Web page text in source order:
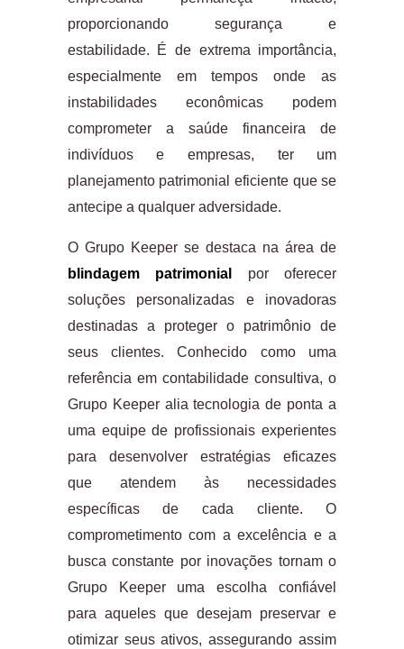
proporcionando segurança e
estabilidade. É de extrema importância,
especialmente em tempos onde as
instabilidades econômicas podem
comprometer a saúde financeira de
indivíduos e empresas, ter um
planejamento patrimonial eficiente que se
antecipe a qualquer adversidade.
O Grupo Keeper se destaca na área de
blindagem patrimonial
por oferecer
soluções personalizadas e inovadoras
destinadas a proteger o patrimônio de
seus clientes. Conhecido como uma
referência em contabilidade consultiva, o
Grupo Keeper alia tecnologia de ponta a
uma equipe de profissionais experientes
para desenvolver estratégias eficazes
que atendem às necessidades
específicas de cada cliente. O
comprometimento com a excelência e a
busca constante por inovações tornam o
Grupo Keeper uma escolha confiável
para aqueles que desejam preservar e
otimizar seus ativos, assegurando assim